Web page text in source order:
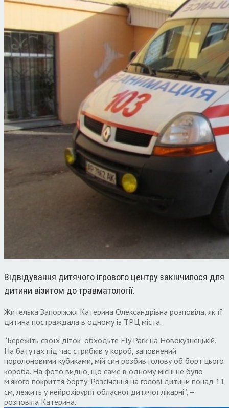
Відвідування дитячого ігрового центру закінчилося для
дитини візитом до травматології.
Жителька Запоріжжя Катерина Олександрівна розповіла, як її
дитина постраждала в одному із ТРЦ міста.
“Бережіть своїх діток, обходьте Fly Park на Новокузнецькій.
На батутах під час стрибків у короб, заповнений
поролоновими кубиками, мій син розбив голову об борт цього
короба. На фото видно, що саме в одному місці не було
м’якого покриття борту. Розсічення на голові дитини понад 11
см, лежить у нейрохірургії обласної дитячої лікарні”, –
розповіла Катерина.